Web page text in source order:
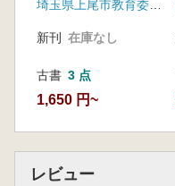
埼玉県上尾市教育委員会
新刊 在庫なし
古書 3 点
1,650 円~
レビュー